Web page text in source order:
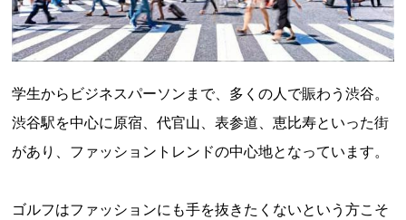
学生からビジネスパーソンまで、多くの人で賑わう渋谷。
渋谷駅を中心に原宿、代官山、表参道、恵比寿といった街
があり、ファッショントレンドの中心地となっています。
ゴルフはファッションにも手を抜きたくないという方こそ